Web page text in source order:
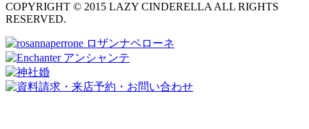
COPYRIGHT © 2015 LAZY CINDERELLA ALL RIGHTS
RESERVED.